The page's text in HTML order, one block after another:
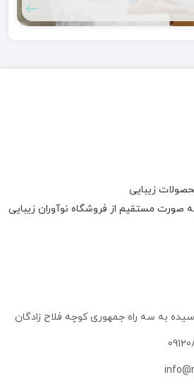
زیبایی
صورت مستقیم از فروشگاه نوآوران زیبایی
به سه راه جمهوری کوچه فلاح زادگان